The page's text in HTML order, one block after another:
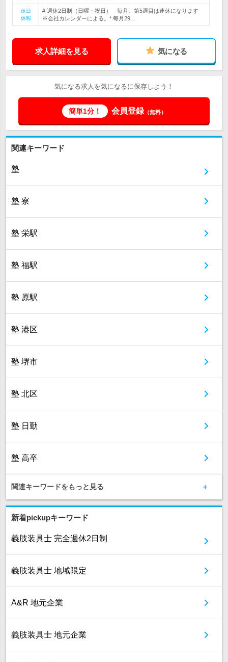
休日
休暇
# 週休2日制（日曜・祝日） 毎月、第5週目は連休になります
※会社カレンダーによる。* 毎月29…
求人詳細を見る 気になる
気になる求人を気になるに保存しよう！
簡単1分！ 会員登録（無料）
関連キーワード
塾
塾 寮
塾 栄駅
塾 福駅
塾 原駅
塾 港区
塾 堺市
塾 北区
塾 日勤
塾 高卒
関連キーワードをもっと見る
新着pickupキーワード
義肢装具士 完全週休2日制
義肢装具士 地域限定
A&R 地元企業
義肢装具士 地元企業